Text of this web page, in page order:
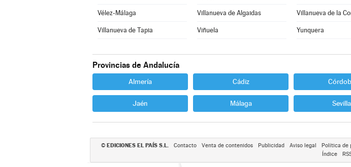
Vélez-Málaga Villanueva de Algaidas Villanueva de la
Villanueva de Tapia Viñuela Yunquera
Provincias de Andalucía
Almería Cádiz
Jaén Málaga Sevilla
© EDICIONES EL PAÍS S.L. Contacto Venta de contenidos Publicidad Aviso legal Política de
Índice